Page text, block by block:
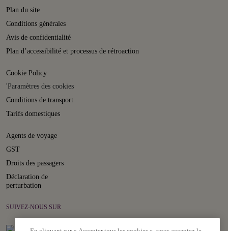
Plan du site
Conditions générales
Avis de confidentialité
Plan d’accessibilité et processus de rétroaction
Cookie Policy
'Paramètres des cookies
Conditions de transport
Tarifs domestiques
Agents de voyage
GST
Droits des passagers
Déclaration de
perturbation
SUIVEZ-NOUS SUR